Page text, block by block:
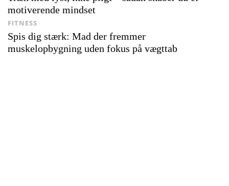
motiverende mindset
Spis dig stærk: Mad der fremmer
muskelopbygning uden fokus på vægttab
FITNESS